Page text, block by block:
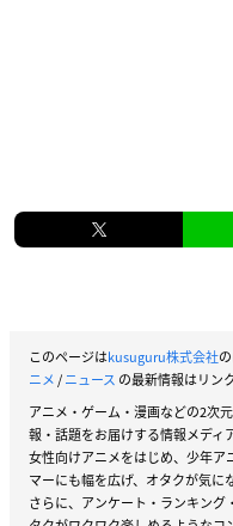
このページはkusuguru株式会社
ニメ/ニュース の最新情報はリン
アニメ・ゲーム・漫画などの2次
報・話題をお届けする情報メディ
女性向けアニメをはじめ、少年
マーにも幅を広げ、オタクが気に
さらに、アンケート・ランキン